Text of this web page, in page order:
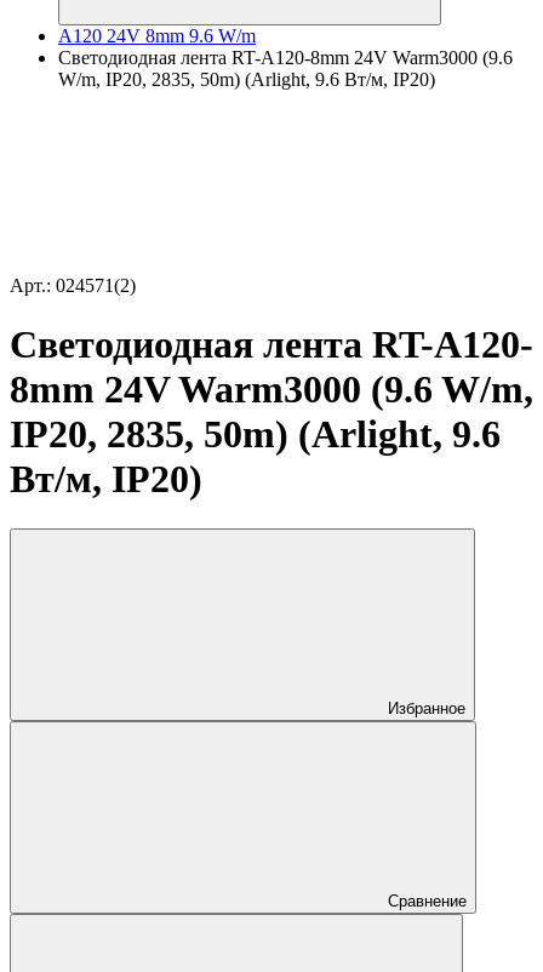
A120 24V 8mm 9.6 W/m
Светодиодная лента RT-A120-8mm 24V Warm3000 (9.6
W/m, IP20, 2835, 50m) (Arlight, 9.6 Вт/м, IP20)
Арт.: 024571(2)
Светодиодная лента RT-A120-
8mm 24V Warm3000 (9.6 W/m,
IP20, 2835, 50m) (Arlight, 9.6
Вт/м, IP20)
Избранное
Сравнение